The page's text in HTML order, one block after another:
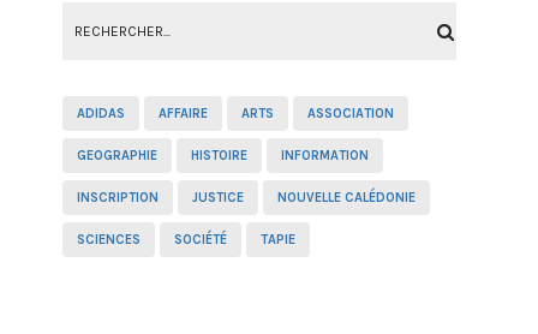
ADIDAS AFFAIRE ARTS ASSOCIATION
GEOGRAPHIE HISTOIRE INFORMATION
INSCRIPTION JUSTICE NOUVELLE CALÉDONIE
SCIENCES SOCIÉTÉ TAPIE